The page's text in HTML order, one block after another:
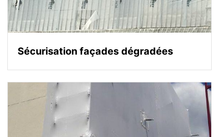
Sécurisation façades dégradées